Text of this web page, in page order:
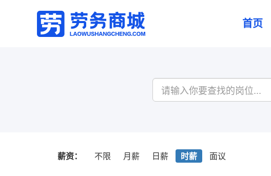
首页
薪资： 不限 月薪 日薪 时薪 面议